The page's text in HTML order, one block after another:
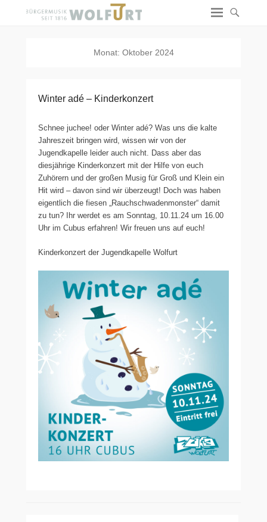
Monat: Oktober 2024
Winter adé – Kinderkonzert
Schnee juchee! oder Winter adé? Was uns die kalte
Jahreszeit bringen wird, wissen wir von der
Jugendkapelle leider auch nicht. Dass aber das
diesjährige Kinderkonzert mit der Hilfe von euch
Zuhörern und der großen Musig für Groß und Klein ein
Hit wird – davon sind wir überzeugt! Doch was haben
eigentlich die fiesen „Rauchschwadenmonster“ damit
zu tun? Ihr werdet es am Sonntag, 10.11.24 um 16.00
Uhr im Cubus erfahren! Wir freuen uns auf euch!
Kinderkonzert der Jugendkapelle Wolfurt